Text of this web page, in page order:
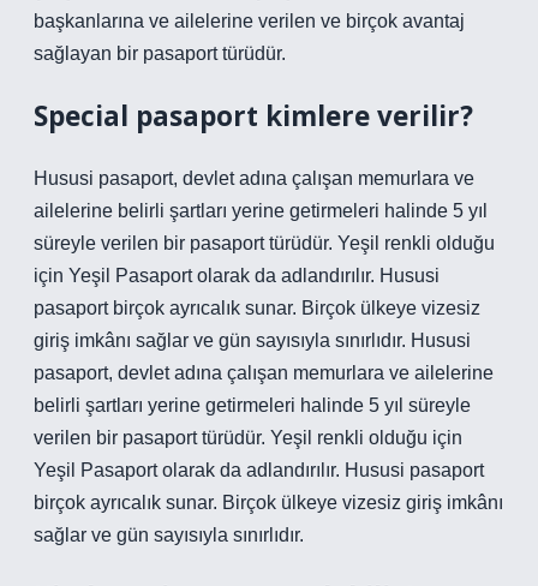
başkanlarına ve ailelerine verilen ve birçok avantaj
sağlayan bir pasaport türüdür.
Special pasaport kimlere verilir?
Hususi pasaport, devlet adına çalışan memurlara ve
ailelerine belirli şartları yerine getirmeleri halinde 5 yıl
süreyle verilen bir pasaport türüdür. Yeşil renkli olduğu
için Yeşil Pasaport olarak da adlandırılır. Hususi
pasaport birçok ayrıcalık sunar. Birçok ülkeye vizesiz
giriş imkânı sağlar ve gün sayısıyla sınırlıdır. Hususi
pasaport, devlet adına çalışan memurlara ve ailelerine
belirli şartları yerine getirmeleri halinde 5 yıl süreyle
verilen bir pasaport türüdür. Yeşil renkli olduğu için
Yeşil Pasaport olarak da adlandırılır. Hususi pasaport
birçok ayrıcalık sunar. Birçok ülkeye vizesiz giriş imkânı
sağlar ve gün sayısıyla sınırlıdır.